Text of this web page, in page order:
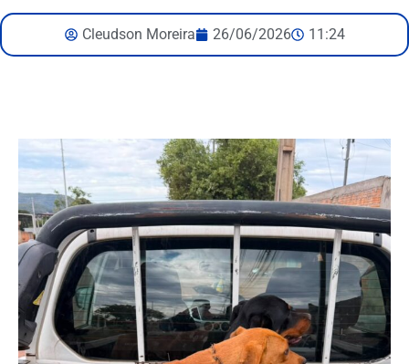
Cleudson Moreira 26/06/2026 11:24